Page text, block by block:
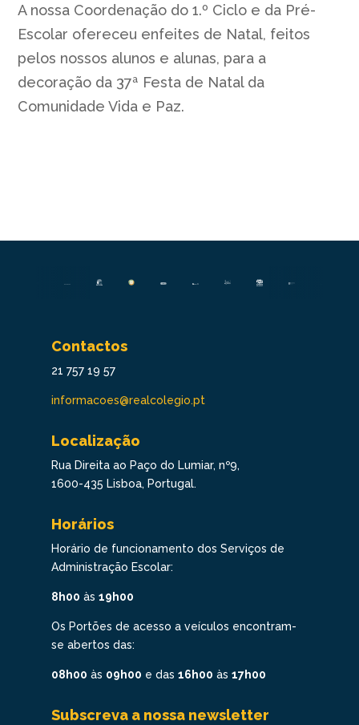
A nossa Coordenação do 1.º Ciclo e da Pré-
Escolar ofereceu enfeites de Natal, feitos
pelos nossos alunos e alunas, para a
decoração da 37ª Festa de Natal da
Comunidade Vida e Paz.
Contactos
21 757 19 57
informacoes@realcolegio.pt
Localização
Rua Direita ao Paço do Lumiar, nº9,
1600-435 Lisboa, Portugal.
Horários
Horário de funcionamento dos Serviços de
Administração Escolar:
8h00 às 19h00
Os Portões de acesso a veículos encontram-
se abertos das:
08h00 às 09h00 e das 16h00 às 17h00
Subscreva a nossa newsletter